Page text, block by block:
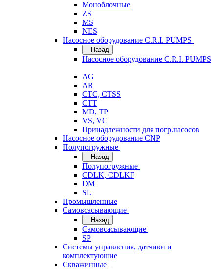
Моноблочные
ZS
MS
NES
Насосное оборудование C.R.I. PUMPS
Назад
Насосное оборудование C.R.I. PUMPS
AG
AR
CTC, CTSS
CTT
MD, TP
VS, VC
Принадлежности для погр.насосов
Насосное оборудование CNP
Полупогружные
Назад
Полупогружные
CDLK, CDLKF
DM
SL
Промышленные
Самовсасывающие
Назад
Самовсасывающие
SP
Системы управления, датчики и
комплектующие
Скважинные